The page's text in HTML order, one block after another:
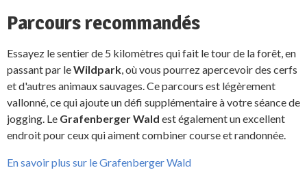
Parcours recommandés
Essayez le sentier de 5 kilomètres qui fait le tour de la forêt, en
passant par leWildpark, où vous pourrez apercevoir des cerfs
et d'autres animaux sauvages. Ce parcours est légèrement
vallonné, ce qui ajoute un défi supplémentaire à votre séance de
jogging. Le Grafenberger Wald est également un excellent
endroit pour ceux qui aiment combiner course et randonnée.
En savoir plus sur le Grafenberger Wald